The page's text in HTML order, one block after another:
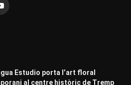
Estudio porta l’art floral
al centre històric de Tremp